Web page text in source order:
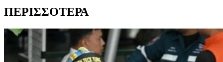
ΠΕΡΙΣΣΟΤΕΡΑ